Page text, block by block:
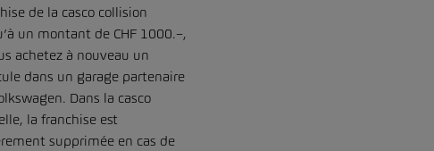
de la casco collision
un montant de CHF 1000.–,
achetez à nouveau un
dans un garage partenaire
Dans la casco
la franchise est
supprimée en cas de